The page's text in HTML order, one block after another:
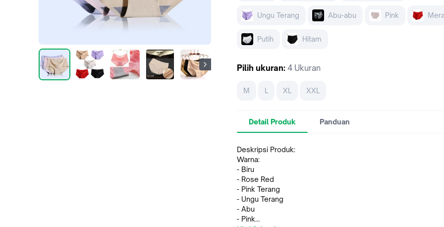
Ungu Terang Abu-abu Pink
Putih Hitam
Pilih ukuran: 4 Ukuran
M L XL XXL
Detail Produk Panduan
Deskripsi Produk:
Warna:
- Biru
- Rose Red
- Pink Terang
- Ungu Terang
- Abu
- Pink